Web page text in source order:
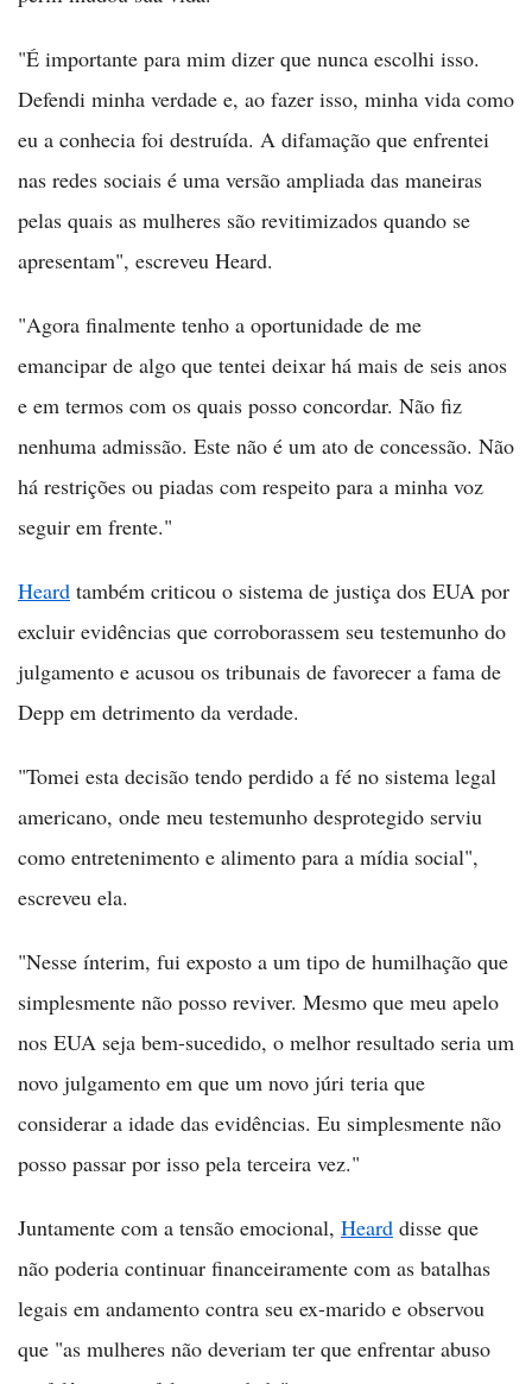
"É importante para mim dizer que nunca escolhi isso.
Defendi minha verdade e, ao fazer isso, minha vida como
eu a conhecia foi destruída. A difamação que enfrentei
nas redes sociais é uma versão ampliada das maneiras
pelas quais as mulheres são revitimizados quando se
apresentam", escreveu Heard.
"Agora finalmente tenho a oportunidade de me
emancipar de algo que tentei deixar há mais de seis anos
e em termos com os quais posso concordar. Não fiz
nenhuma admissão. Este não é um ato de concessão. Não
há restrições ou piadas com respeito para a minha voz
seguir em frente."
Heard também criticou o sistema de justiça dos EUA por
excluir evidências que corroborassem seu testemunho do
julgamento e acusou os tribunais de favorecer a fama de
Depp em detrimento da verdade.
"Tomei esta decisão tendo perdido a fé no sistema legal
americano, onde meu testemunho desprotegido serviu
como entretenimento e alimento para a mídia social",
escreveu ela.
"Nesse ínterim, fui exposto a um tipo de humilhação que
simplesmente não posso reviver. Mesmo que meu apelo
nos EUA seja bem-sucedido, o melhor resultado seria um
novo julgamento em que um novo júri teria que
considerar a idade das evidências. Eu simplesmente não
posso passar por isso pela terceira vez."
Juntamente com a tensão emocional, Heard disse que
não poderia continuar financeiramente com as batalhas
legais em andamento contra seu ex-marido e observou
que "as mulheres não deveriam ter que enfrentar abuso